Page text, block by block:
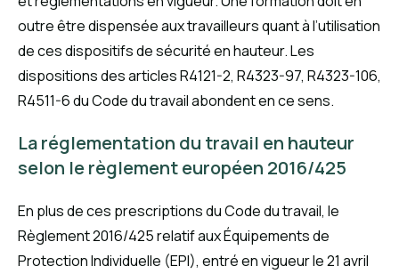
outre être dispensée aux travailleurs quant à l’utilisation
de ces dispositifs de sécurité en hauteur. Les
dispositions des articles R4121-2, R4323-97, R4323-106,
R4511-6 du Code du travail abondent en ce sens.
La réglementation du travail en hauteur
selon le règlement européen 2016/425
En plus de ces prescriptions du Code du travail, le
Règlement 2016/425 relatif aux Équipements de
Protection Individuelle (EPI), entré en vigueur le 21 avril